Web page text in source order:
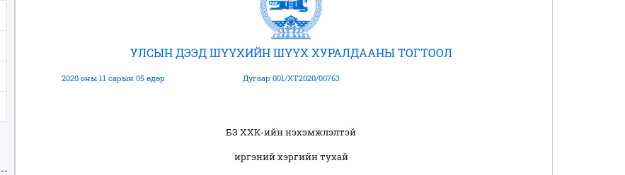
УЛСЫН ДЭЭД ШҮҮХИЙН ШҮҮХ ХУРАЛДААНЫ ТОГТООЛ
2020 оны 11 сарын 05 өдөр Дугаар 001/ХТ2020/00763
БЗ ХХК-ийн нэхэмжлэлтэй
иргэний хэргийн тухай